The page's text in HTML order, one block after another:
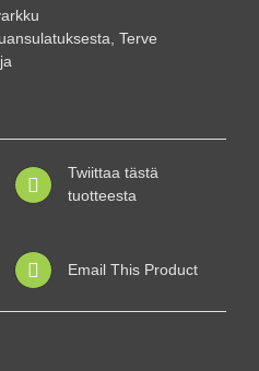
, Terve
Twiittaa tästä
tuotteesta
Email This Product